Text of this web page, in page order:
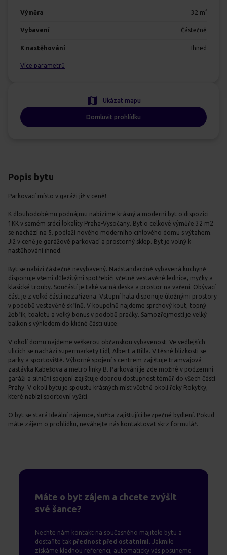
Výměra 32 m 2
Vybavení Částečně
K nastěhování Ihned
Více parametrů
Ukázat mapu
Domluvit prohlídku
Popis bytu
Parkovací místo v garáži již v ceně!
K dlouhodobému podnájmu nabízíme krásný a moderní byt o dispozici
1KK v samém srdci lokality Praha-Vysočany. Byt o celkové výměře 32 m2
se nachází na 5. podlaží nového moderního cihlového domu s výtahem.
Již v ceně je garážové parkovací a prostorný sklep. Byt je volný k
nastěhování ihned.
Byt se nabízí částečně nevybavený. Nadstandardně vybavená kuchyně
disponuje všemi důležitými spotřebiči včetně vestavěné lednice, myčky a
klasické trouby. Součástí je také varná deska a prostor na vaření. Obývací
část je z velké části nezařízena. Vstupní hala disponuje úložnými prostory
v podobě vestavěné skříně. V koupelně najdeme sprchový kout, topný
žebřík, toaletu a velký bonus v podobě pračky. Samozřejmostí je velký
balkon s výhledem do klidné části ulice.
V okolí domu najdeme veškerou občanskou vybavenost. Ve vedlejších
ulicích se nachází supermarkety Lidl, Albert a Billa. V těsné blízkosti se
parky a sportoviště. Výborné spojení s centrem zajištuje tramvajová
zastávka Kabešova a metro linky B. Parkování je zde možné v podzemní
garáži a silniční spojení zajištuje dobrou dostupnost téměř do všech částí
Prahy. V okolí bytu je spoustu krásných míst včetně okolí řeky Rokytky,
které nabízí sportovní vyžití.
O byt se stará Ideální nájemce, služba zajištující bezpečné bydlení. Pokud
máte zájem o prohlídku, neváhejte nás kontaktovat skrz formulář.
Máte o byt zájem a chcete zvýšit
své šance?
Nechte nám kontakt na současného majitele bytu a
dostaňte tak přednost před ostatními. Jakmile
získáme kladnou referenci, automaticky vás posuneme